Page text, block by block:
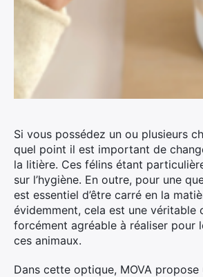
Si vous possédez un ou plusieurs
quel point il est important de
la litière. Ces félins étant
sur l’hygiène. En outre, pour une
est essentiel d’être carré en la
évidemment, cela est une véritable
forcément agréable à réaliser pour
ces animaux.
Dans cette optique, MOVA propose